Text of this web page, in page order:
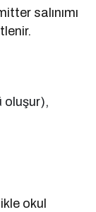
salınımı
oluşur),
okul